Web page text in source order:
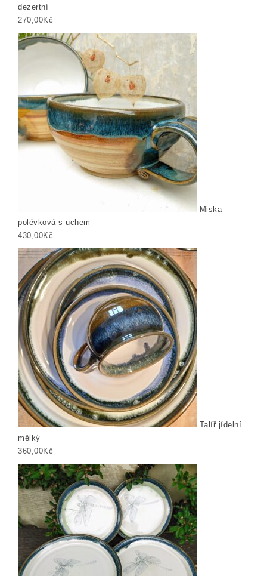
dezertní
270,00Kč
Miska
polévková s uchem
430,00Kč
Talíř jídelní
mělký
360,00Kč